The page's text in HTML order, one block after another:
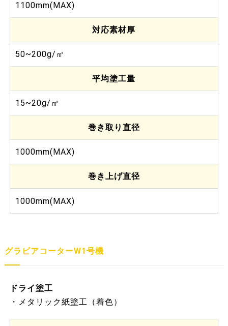
1100mm(MAX)
対応素材厚
50~200g/㎡
平均塗工量
15~20g/㎡
巻き取り直径
1000mm(MAX)
巻き上げ直径
1000mm(MAX)
グラビアコーターW1号機
ドライ塗工
・メタリック紙塗工（着色）